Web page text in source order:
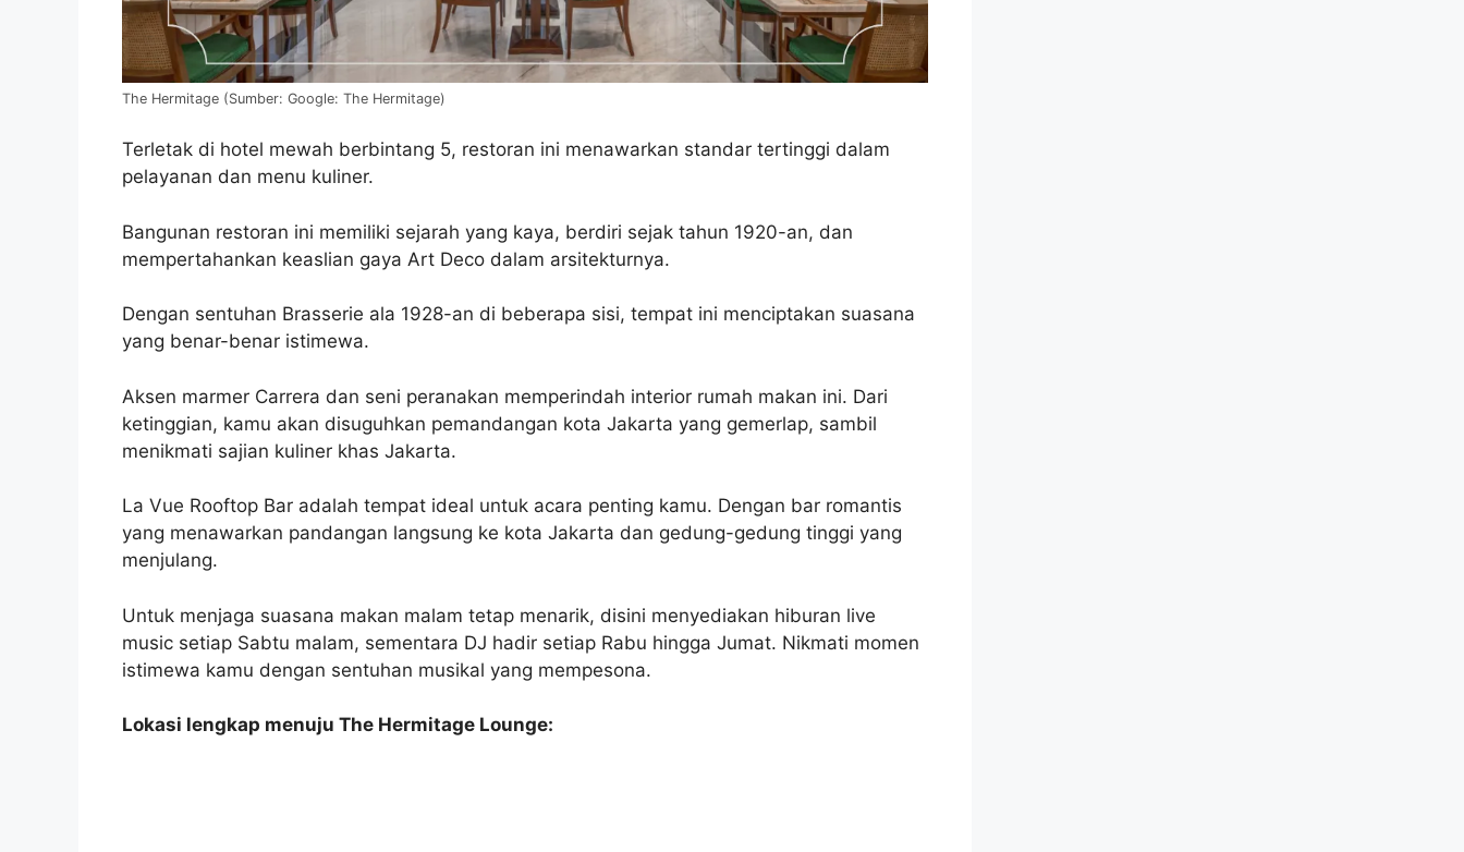
The Hermitage (Sumber: Google: The Hermitage)
Terletak di hotel mewah berbintang 5, restoran ini menawarkan standar tertinggi dalam
pelayanan dan menu kuliner.
Bangunan restoran ini memiliki sejarah yang kaya, berdiri sejak tahun 1920-an, dan
mempertahankan keaslian gaya Art Deco dalam arsitekturnya.
Dengan sentuhan Brasserie ala 1928-an di beberapa sisi, tempat ini menciptakan suasana
yang benar-benar istimewa.
Aksen marmer Carrera dan seni peranakan memperindah interior rumah makan ini. Dari
ketinggian, kamu akan disuguhkan pemandangan kota Jakarta yang gemerlap, sambil
menikmati sajian kuliner khas Jakarta.
La Vue Rooftop Bar adalah tempat ideal untuk acara penting kamu. Dengan bar romantis
yang menawarkan pandangan langsung ke kota Jakarta dan gedung-gedung tinggi yang
menjulang.
Untuk menjaga suasana makan malam tetap menarik, disini menyediakan hiburan live
music setiap Sabtu malam, sementara DJ hadir setiap Rabu hingga Jumat. Nikmati momen
istimewa kamu dengan sentuhan musikal yang mempesona.
Lokasi lengkap menuju The Hermitage Lounge: